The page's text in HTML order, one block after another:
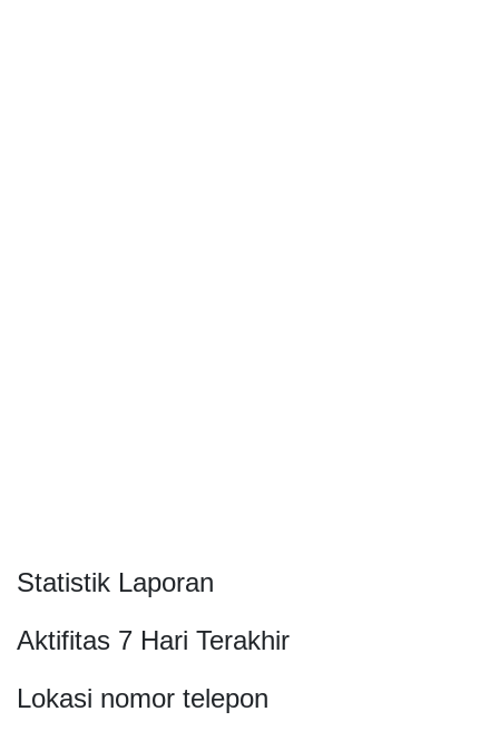
Statistik Laporan
Aktifitas 7 Hari Terakhir
Lokasi nomor telepon